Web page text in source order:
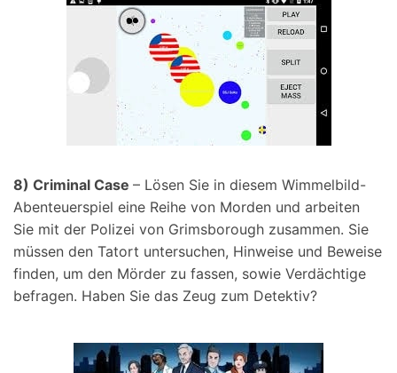
8) Criminal Case – Lösen Sie in diesem Wimmelbild-
Abenteuerspiel eine Reihe von Morden und arbeiten
Sie mit der Polizei von Grimsborough zusammen. Sie
müssen den Tatort untersuchen, Hinweise und Beweise
finden, um den Mörder zu fassen, sowie Verdächtige
befragen. Haben Sie das Zeug zum Detektiv?